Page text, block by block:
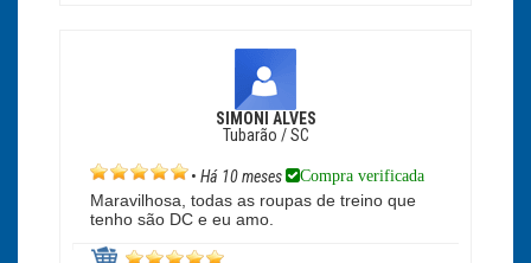
SIMONI ALVES
Tubarão / SC
• Há 10 meses Compra verificada
Maravilhosa, todas as roupas de treino que
tenho são DC e eu amo.